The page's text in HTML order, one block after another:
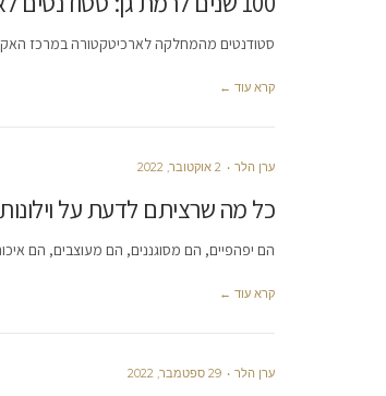
סטודנטים מהמחלקה לארכיטקטורה במרכז
קרא עוד ←
ערן הלר 2 אוקטובר, 2022
כל מה שרציתם לדעת על
הם יפהפיים, הם מסוגננים, הם מעוצבים, הם
קרא עוד ←
ערן הלר 29 ספטמבר, 2022